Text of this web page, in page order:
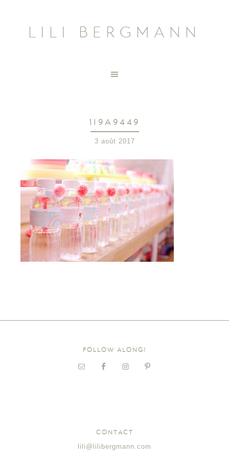
LILI BERGMANN
1I9A9449
3 août 2017
FOLLOW ALONG!
CONTACT
lili@lilibergmann.com